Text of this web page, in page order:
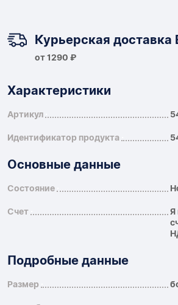
Курьерская доставка
от 1290 ₽
Характеристики
Артикул
Идентификатор продукта
Основные данные
Состояние
Счет
Я
Подробные данные
Размер